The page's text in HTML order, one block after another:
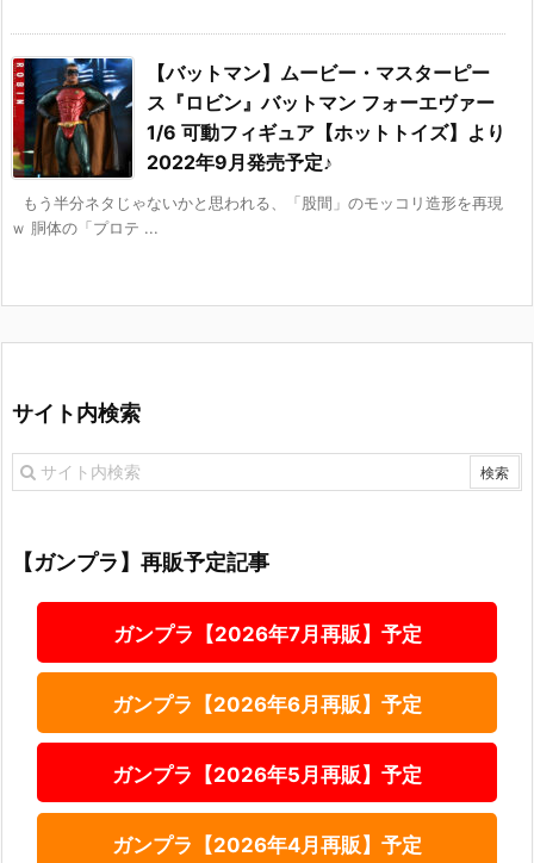
【バットマン】ムービー・マスターピー
ス『ロビン』バットマン フォーエヴァー
1/6 可動フィギュア【ホットトイズ】より
2022年9月発売予定♪
もう半分ネタじゃないかと思われる、「股間」のモッコリ造形を再現
ｗ 胴体の「プロテ ...
サイト内検索
【ガンプラ】再販予定記事
ガンプラ【2026年7月再販】予定
ガンプラ【2026年6月再販】予定
ガンプラ【2026年5月再販】予定
ガンプラ【2026年4月再販】予定